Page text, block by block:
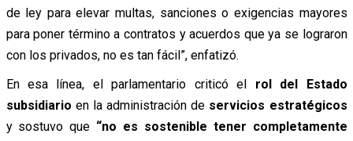
de ley para elevar multas, sanciones o exigencias mayores
para poner término a contratos y acuerdos que ya se lograron
con los privados, no es tan fácil”, enfatizó.
En esa línea, el parlamentario criticó el rol del Estado
subsidiario en la administración de servicios estratégicos
y sostuvo que “no es sostenible tener completamente